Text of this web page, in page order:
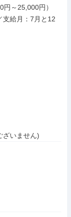
～25,000円）
給月：7月と12
ざいません)